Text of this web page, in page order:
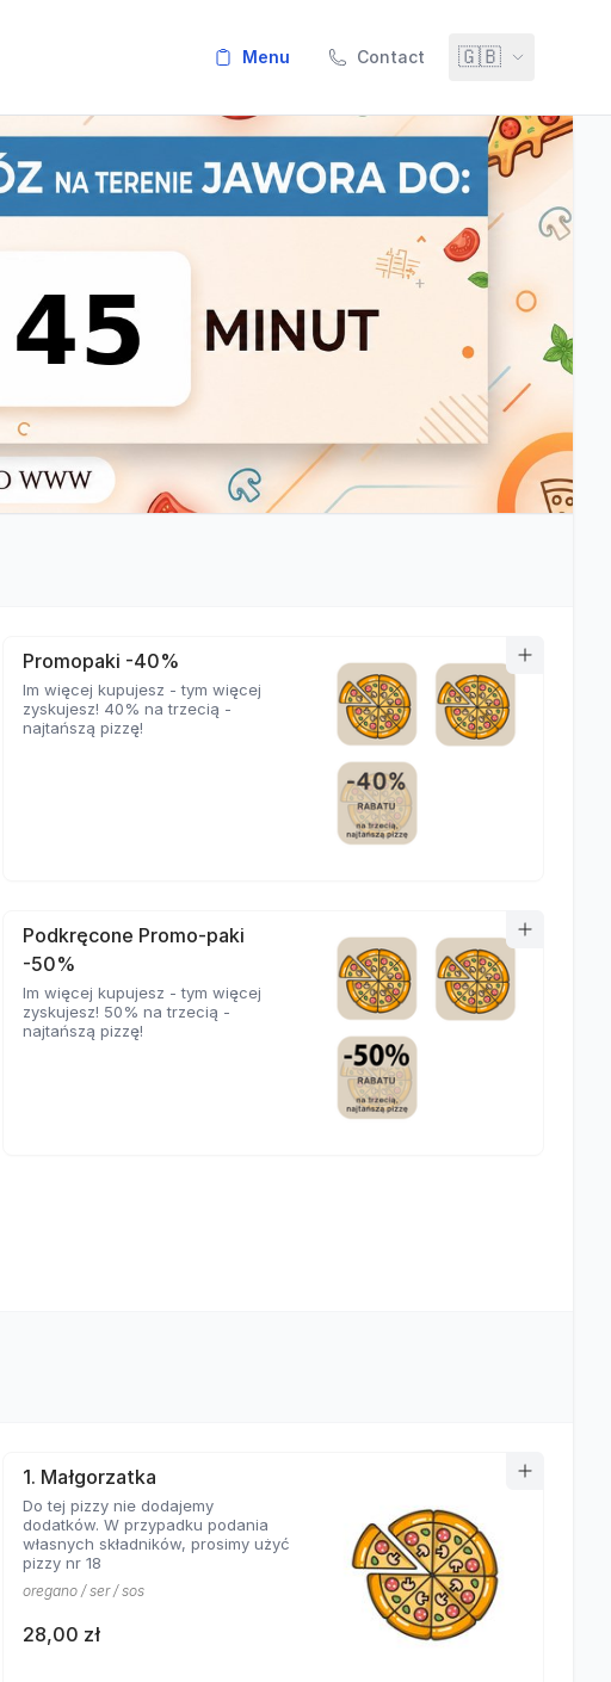
menu Contact 🇬🇧
Promopaki -40%
Im więcej kupujesz - tym więcej
zyskujesz! 40% na trzecią -
najtańszą pizzę!
Podkręcone Promo-paki
-50%
Im więcej kupujesz - tym więcej
zyskujesz! 50% na trzecią -
najtańszą pizzę!
1. Małgorzatka
Do tej pizzy nie dodajemy
dodatków. W przypadku podania
własnych składników, prosimy użyć
pizzy nr 18
oregano / ser / sos
28,00 zł